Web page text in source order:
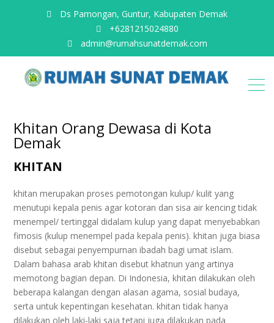
Ds Pamongan, Guntur, Kabupaten Demak
+6281215024880
admin@rumahsunatdemak.com
Khitan Orang Dewasa di Kota
Demak
KHITAN
khitan merupakan proses pemotongan kulup/ kulit yang
menutupi kepala penis agar kotoran dan sisa air kencing tidak
menempel/ tertinggal didalam kulup yang dapat menyebabkan
fimosis (kulup menempel pada kepala penis). khitan juga biasa
disebut sebagai penyempurnan ibadah bagi umat islam.
Dalam bahasa arab khitan disebut khatnun yang artinya
memotong bagian depan. Di Indonesia, khitan dilakukan oleh
beberapa kalangan dengan alasan agama, sosial budaya,
serta untuk kepentingan kesehatan. khitan tidak hanya
dilakukan oleh laki-laki saja tetapi juga dilakukan pada